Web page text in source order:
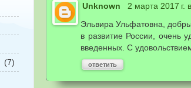
Unknown
2 марта 2017 г.
Эльвира Ульфатовна,
в развитие России, очень
введенных. С
ответить
(7)